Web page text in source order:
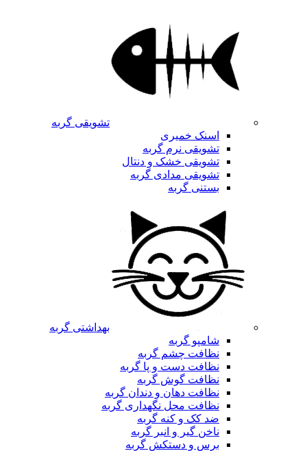
تشویقی گربه
اسنک خمیری
تشویقی نرم گربه
تشویقی خشک و دنتال
تشویقی مدادی گربه
بستنی گربه
بهداشتی گربه
شامپو گربه
نظافت چشم گربه
نظافت دست و پا گربه
نظافت گوش گربه
نظافت دهان و دندان گربه
نظافت محل نگهداری گربه
ضد کک و کنه گربه
ناخن گیر و انبر گربه
برس و دستکش گربه